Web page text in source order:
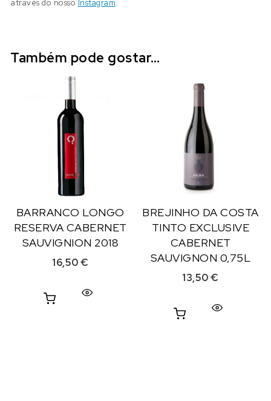
através do nosso Instagram.
Também pode gostar…
BARRANCO LONGO
RESERVA CABERNET
SAUVIGNION 2018
16,50€
BREJINHO DA COSTA
TINTO EXCLUSIVE
CABERNET
SAUVIGNON 0,75L
13,50€